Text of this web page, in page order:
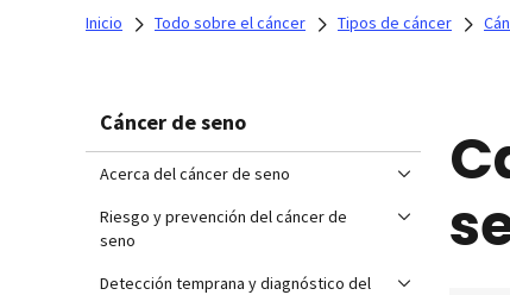
Inicio Todo sobre el cáncer Tipos de cáncer
Cáncer de seno
Acerca del cáncer de seno
Riesgo y prevención del cáncer de
seno
Detección temprana y diagnóstico del